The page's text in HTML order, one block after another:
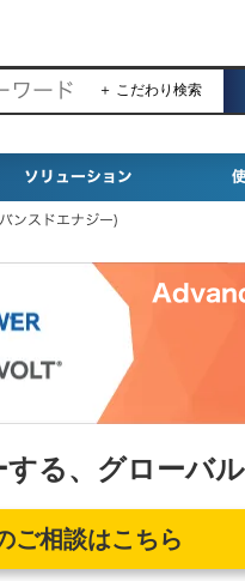
＋ こだわり検索
ソリューション
ンスドエナジー)
る、グローバ
ご相談はこちら